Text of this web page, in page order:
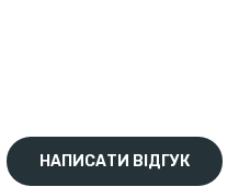
НАПИСАТИ ВІДГУК